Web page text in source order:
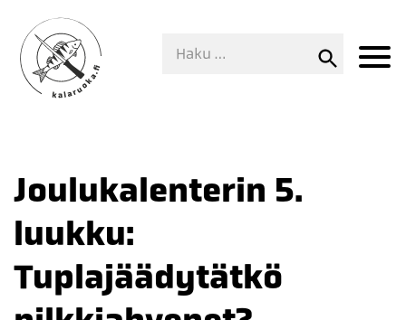
Joulukalenterin 5.
luukku:
Tuplajäädytätkö